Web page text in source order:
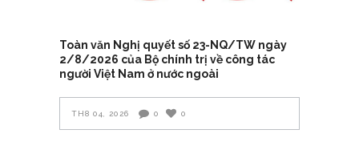
Toàn văn Nghị quyết số 23-NQ/TW ngày
2/8/2026 của Bộ chính trị về công tác
người Việt Nam ở nước ngoài
TH8 04, 2026 0 0